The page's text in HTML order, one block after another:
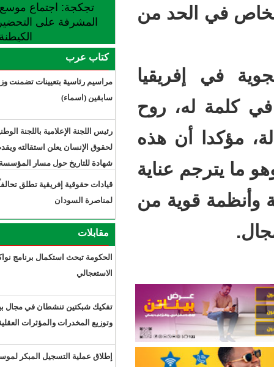
من
روح
هذه
عناية
من
تجكجة: اجتماع موسع للجنة الجهوية
المشرفة على التحضير لإطلاق موسم
مراسيم رئاسية بتعيينات تضمنت وزراء
سابقين (اسماء)
رئيس اللجنة الإعلامية باللجنة الوطنية
لحقوق الإنسان يعلن استقالته ويقدم
شهادة للتاريخ حول مسار المؤسسة
قيادات حقوقية إفريقية تطلق تحالفاً
لمناصرة السودان
الحكومة تبحث استكمال برنامج نواكشوط
تفكيك شبكتين تنشطان في مجال بيع
وتوزيع المخدرات والمؤثرات العقلية.
إطلاق عملية التسجيل المبكر لموسم حج